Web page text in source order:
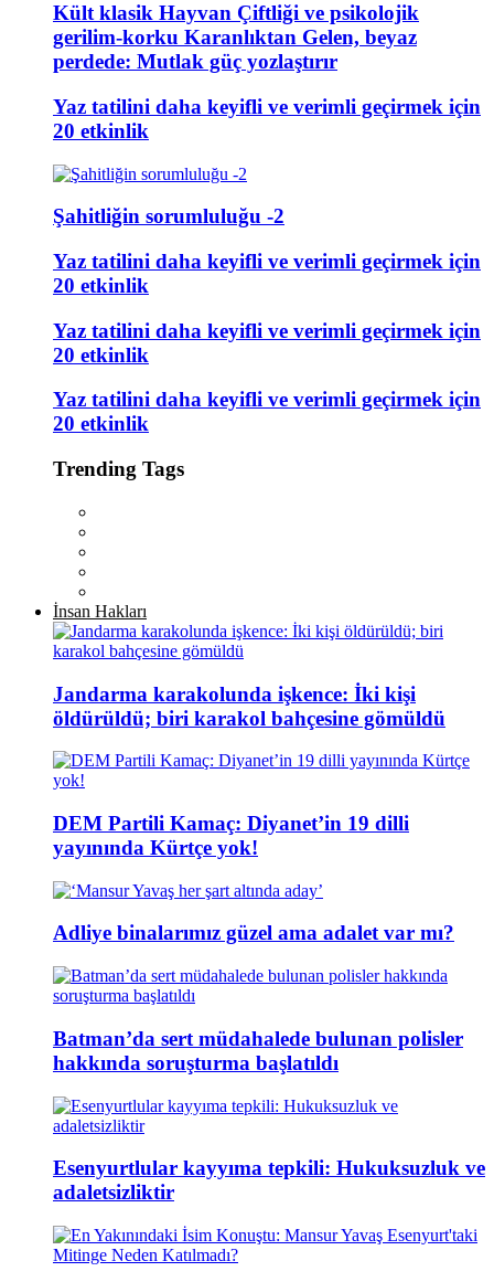
Kült klasik Hayvan Çiftliği ve psikolojik
gerilim-korku Karanlıktan Gelen, beyaz
perdede: Mutlak güç yozlaştırır
Yaz tatilini daha keyifli ve verimli geçirmek için
20 etkinlik
Şahitliğin sorumluluğu -2
Yaz tatilini daha keyifli ve verimli geçirmek için
20 etkinlik
Yaz tatilini daha keyifli ve verimli geçirmek için
20 etkinlik
Yaz tatilini daha keyifli ve verimli geçirmek için
20 etkinlik
Trending Tags
İnsan Hakları
Jandarma karakolunda işkence: İki kişi
öldürüldü; biri karakol bahçesine gömüldü
DEM Partili Kamaç: Diyanet’in 19 dilli
yayınında Kürtçe yok!
Adliye binalarımız güzel ama adalet var mı?
Batman’da sert müdahalede bulunan polisler
hakkında soruşturma başlatıldı
Esenyurtlular kayyıma tepkili: Hukuksuzluk ve
adaletsizliktir